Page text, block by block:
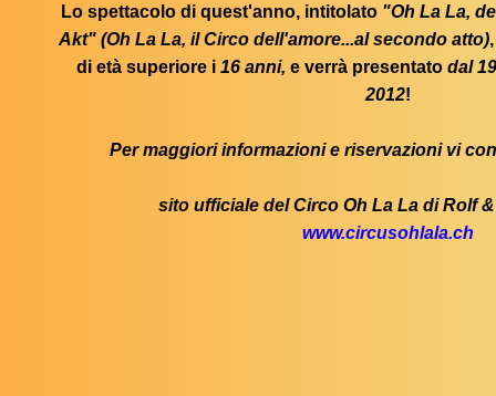
Lo spettacolo di quest'anno, intitolato "Oh La La,
Akt" (Oh La La, il Circo dell'amore...al secondo atto)
di età superiore i16 anni, e verrà presentatodal
2012!
Per maggiori informazioni e riservazioni vi
sito ufficiale del Circo Oh La La di Rolf
www.circusohlala.ch